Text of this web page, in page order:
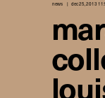
news dec 25, 2013